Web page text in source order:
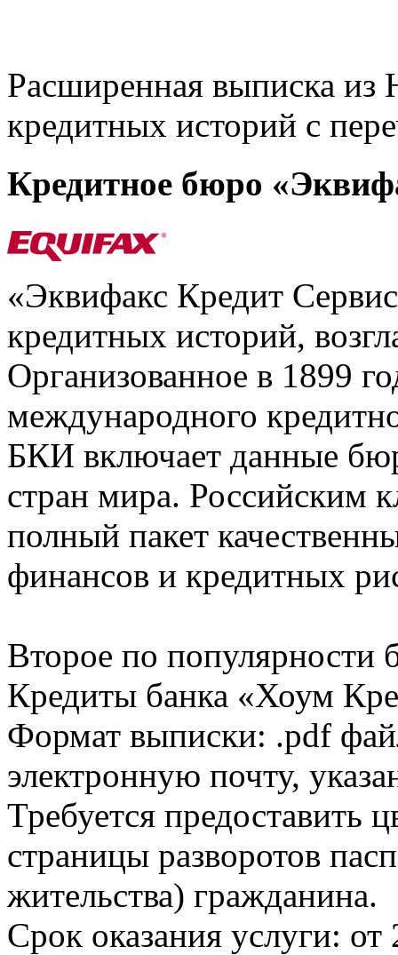
Расширенная выписка из
кредитных историй с
Кредитное бюро
«Эквифакс Кредит
кредитных историй,
Организованное в 1899
международного
БКИ включает данные
стран мира. Российским
полный пакет
финансов и кредитных
Второе по популярности
Кредиты банка «Хоум
Формат выписки: .pdf
электронную почту,
Требуется предоставить
страницы разворотов
жительства) гражданина.
Срок оказания услуги: от